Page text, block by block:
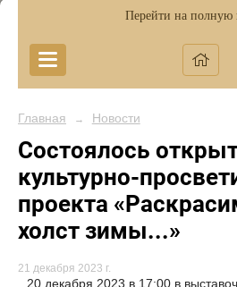
Перейти на полную
Главная → Новости
Состоялось
культурно-
проекта
холст зимы...»
21 декабря 2023 г.
20 декабря 2023 в 17:00 в